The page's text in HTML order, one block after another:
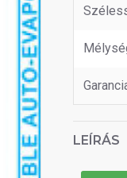
LEÍRÁS